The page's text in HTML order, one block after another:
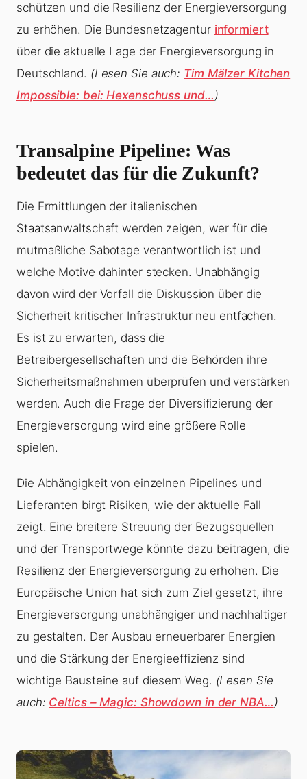
schützen und die Resilienz der Energieversorgung
zu erhöhen. Die Bundesnetzagentur informiert
über die aktuelle Lage der Energieversorgung in
Deutschland. (Lesen Sie auch: Tim Mälzer Kitchen
Impossible: bei: Hexenschuss und…)
Transalpine Pipeline: Was
bedeutet das für die Zukunft?
Die Ermittlungen der italienischen
Staatsanwaltschaft werden zeigen, wer für die
mutmaßliche Sabotage verantwortlich ist und
welche Motive dahinter stecken. Unabhängig
davon wird der Vorfall die Diskussion über die
Sicherheit kritischer Infrastruktur neu entfachen.
Es ist zu erwarten, dass die
Betreibergesellschaften und die Behörden ihre
Sicherheitsmaßnahmen überprüfen und verstärken
werden. Auch die Frage der Diversifizierung der
Energieversorgung wird eine größere Rolle
spielen.
Die Abhängigkeit von einzelnen Pipelines und
Lieferanten birgt Risiken, wie der aktuelle Fall
zeigt. Eine breitere Streuung der Bezugsquellen
und der Transportwege könnte dazu beitragen, die
Resilienz der Energieversorgung zu erhöhen. Die
Europäische Union hat sich zum Ziel gesetzt, ihre
Energieversorgung unabhängiger und nachhaltiger
zu gestalten. Der Ausbau erneuerbarer Energien
und die Stärkung der Energieeffizienz sind
wichtige Bausteine auf diesem Weg. (Lesen Sie
auch: Celtics – Magic: Showdown in der NBA…)